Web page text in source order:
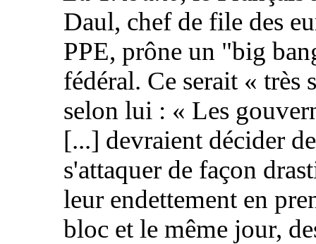
Daul, chef de file des
PPE, prône un "big
fédéral. Ce serait « très
selon lui : « Les
[...] devraient décider de
s'attaquer de façon
leur endettement en
bloc et le même jour,